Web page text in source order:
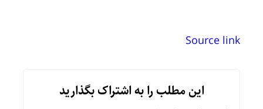
Source link
این مطلب را به اشتراک بگذارید